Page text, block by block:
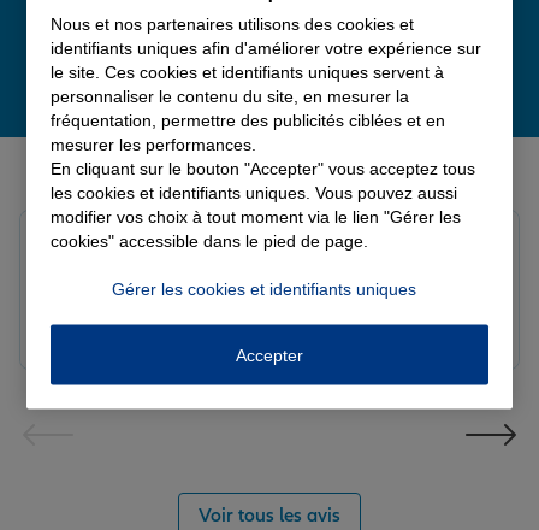
Derniers avis de nos agences Allianz
Le 05/08/2026 - Agence FORT DE FRANCE
Yori A.
Voir tous les avis
Nous et nos partenaires utilisons des cookies et
identifiants uniques afin d'améliorer votre expérience sur
le site. Ces cookies et identifiants uniques servent à
personnaliser le contenu du site, en mesurer la
fréquentation, permettre des publicités ciblées et en
mesurer les performances.
En cliquant sur le bouton "Accepter" vous acceptez tous
les cookies et identifiants uniques. Vous pouvez aussi
modifier vos choix à tout moment via le lien "Gérer les
cookies" accessible dans le pied de page.
Gérer les cookies et identifiants uniques
Accepter